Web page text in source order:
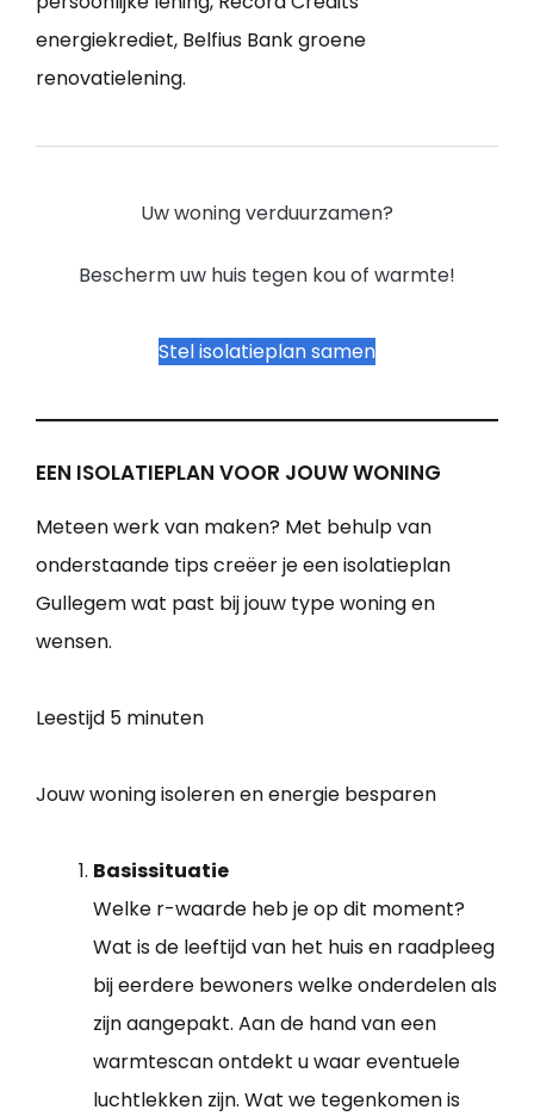
energiekrediet, Belfius Bank groene
renovatielening.
Uw woning verduurzamen?
Bescherm uw huis tegen kou of warmte!
Stel isolatieplan samen
EEN ISOLATIEPLAN VOOR JOUW WONING
Meteen werk van maken? Met behulp van
onderstaande tips creëer je een isolatieplan
Gullegem wat past bij jouw type woning en
wensen.
Leestijd 5 minuten
Jouw woning isoleren en energie besparen
Basissituatie
Welke r-waarde heb je op dit moment?
Wat is de leeftijd van het huis en raadpleeg
bij eerdere bewoners welke onderdelen als
zijn aangepakt. Aan de hand van een
warmtescan ontdekt u waar eventuele
luchtlekken zijn. Wat we tegenkomen is